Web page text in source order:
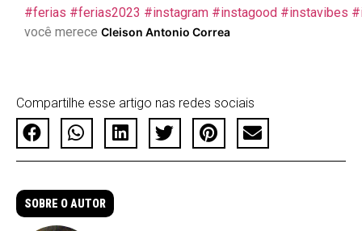
#ferias #ferias2023 #instagram #instagood #instavibes
você merece Cleison Antonio Correa
Compartilhe esse artigo nas redes sociais
SOBRE O AUTOR